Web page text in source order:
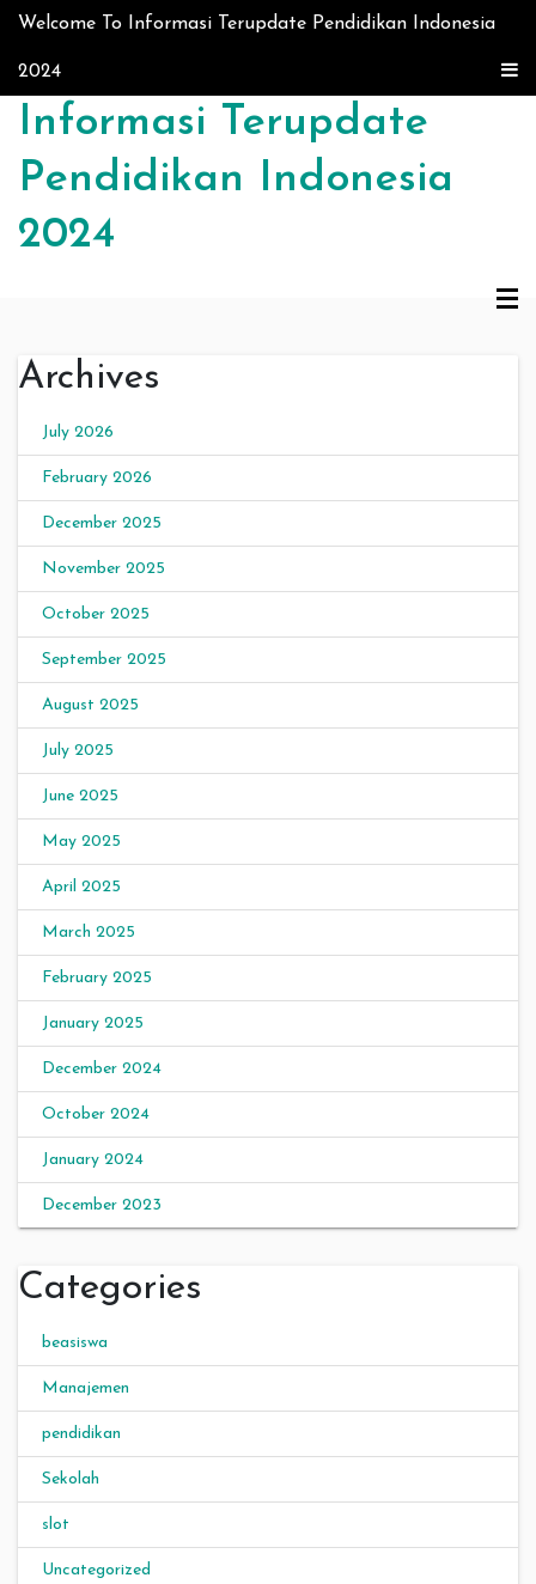
Skip to content
Welcome To Informasi Terupdate Pendidikan Indonesia
2024
Informasi Terupdate
Pendidikan Indonesia
2024
Archives
July 2026
February 2026
December 2025
November 2025
October 2025
September 2025
August 2025
July 2025
June 2025
May 2025
April 2025
March 2025
February 2025
January 2025
December 2024
October 2024
January 2024
December 2023
Categories
beasiswa
Manajemen
pendidikan
Sekolah
slot
Uncategorized